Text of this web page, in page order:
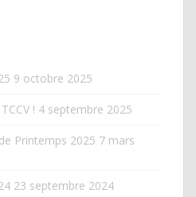
9 octobre 2025
! 4 septembre 2025
Printemps 2025 7 mars
23 septembre 2024